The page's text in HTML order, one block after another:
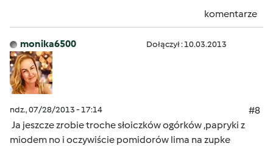
komentarze
monika6500 Dołączył : 10.03.2013
ndz., 07/28/2013 - 17:14
#8
Ja jeszcze zrobie troche słoiczków ogórków ,papryki z
miodem no i oczywiście pomidorów lima na zupke